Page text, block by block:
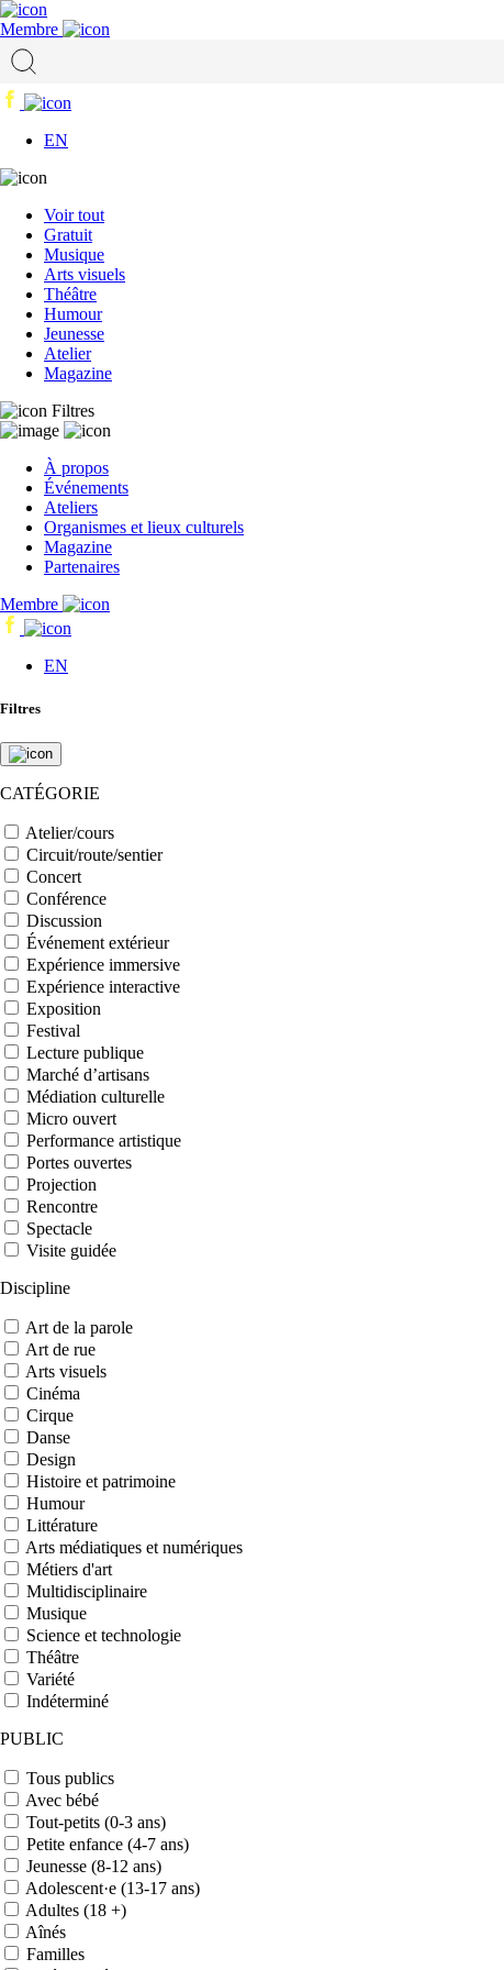
Membre
EN
Voir tout
Gratuit
Musique
Arts visuels
Théâtre
Humour
Jeunesse
Atelier
Magazine
Filtres
À propos
Événements
Ateliers
Organismes et lieux culturels
Magazine
Partenaires
Membre
EN
Filtres
CATÉGORIE
Atelier/cours
Circuit/route/sentier
Concert
Conférence
Discussion
Événement extérieur
Expérience immersive
Expérience interactive
Exposition
Festival
Lecture publique
Marché d’artisans
Médiation culturelle
Micro ouvert
Performance artistique
Portes ouvertes
Projection
Rencontre
Spectacle
Visite guidée
Discipline
Art de la parole
Art de rue
Arts visuels
Cinéma
Cirque
Danse
Design
Histoire et patrimoine
Humour
Littérature
Arts médiatiques et numériques
Métiers d'art
Multidisciplinaire
Musique
Science et technologie
Théâtre
Variété
Indéterminé
PUBLIC
Tous publics
Avec bébé
Tout-petits (0-3 ans)
Petite enfance (4-7 ans)
Jeunesse (8-12 ans)
Adolescent·e (13-17 ans)
Adultes (18 +)
Aînés
Familles